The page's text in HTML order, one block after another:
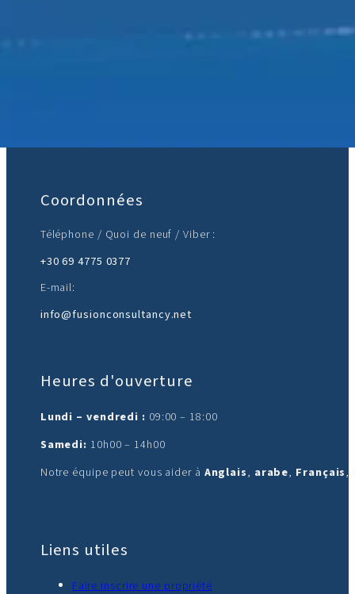
Coordonnées
Téléphone / Quoi de neuf / Viber :
+30 69 4775 0377
E-mail:
info@fusionconsultancy.net
Heures d'ouverture
Lundi – vendredi : 09:00 – 18:00
Samedi: 10h00 – 14h00
Notre équipe peut vous aider à Anglais, arabe, Français,
Liens utiles
Faire inscrire une propriété